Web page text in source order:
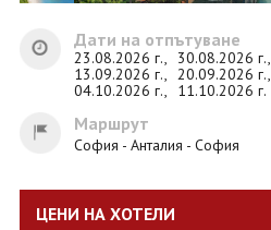
Дати на отпътуване
23.08.2026 г., 30.08.2026 г.,
13.09.2026 г., 20.09.2026 г.,
04.10.2026 г.,
11.10.2026 г.
Маршрут
София - Анталия - София
ЦЕНИ НА ХОТЕЛИ